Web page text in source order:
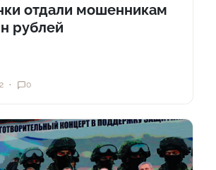
отдали мошенникам
рублей
0